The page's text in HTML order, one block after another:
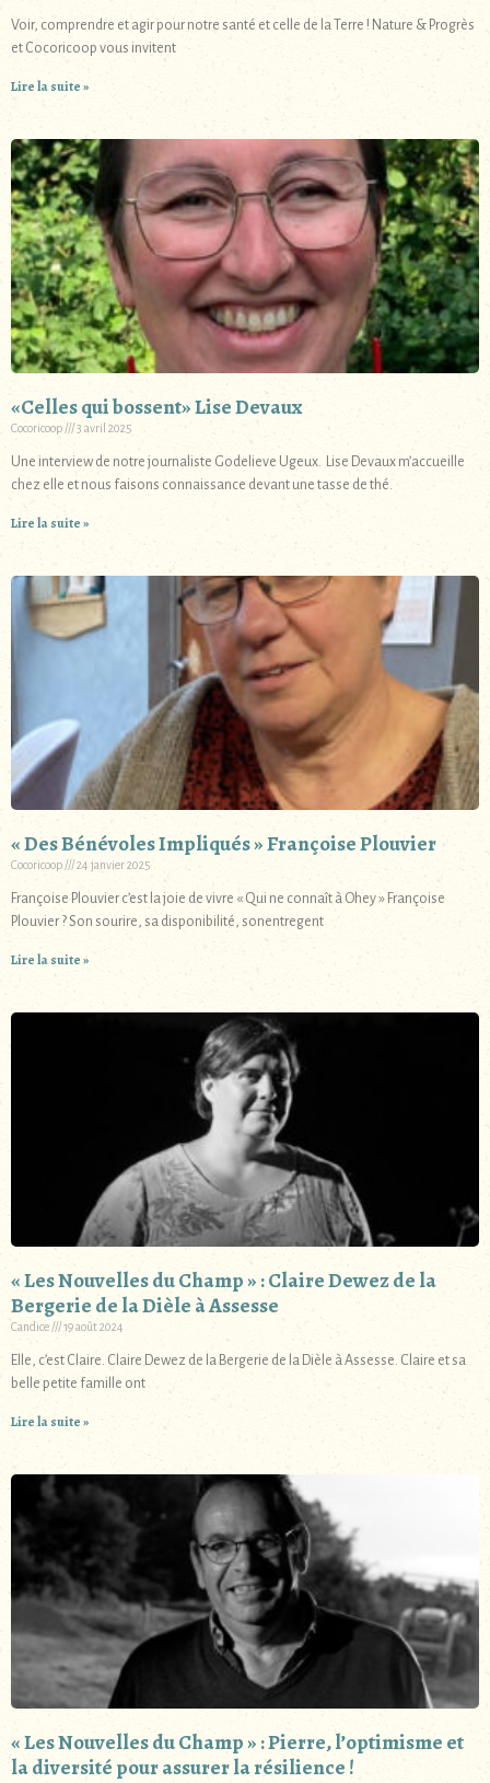
Voir, comprendre et agir pour notre santé et celle de la Terre ! Nature & Progrès
et Cocoricoop vous invitent
Lire la suite »
«Celles qui bossent» Lise Devaux
Cocoricoop 3 avril 2025
Une interview de notre journaliste Godelieve Ugeux. Lise Devaux m’accueille
chez elle et nous faisons connaissance devant une tasse de thé.
Lire la suite »
« Des Bénévoles Impliqués » Françoise Plouvier
Cocoricoop 24 janvier 2025
Françoise Plouvier c’est la joie de vivre « Qui ne connaît à Ohey » Françoise
Plouvier ? Son sourire, sa disponibilité, sonentregent
Lire la suite »
« Les Nouvelles du Champ » : Claire Dewez de la
Bergerie de la Dièle à Assesse
Candice 19 août 2024
Elle, c’est Claire. Claire Dewez de la Bergerie de la Dièle à Assesse. Claire et sa
belle petite famille ont
Lire la suite »
« Les Nouvelles du Champ » : Pierre, l’optimisme et
la diversité pour assurer la résilience !